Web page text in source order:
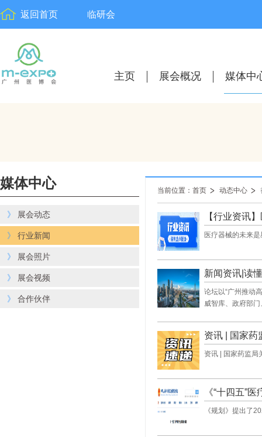
返回首页 临研会
主页 展会概况 媒体中
媒体中心
》 展会动态
》 行业新闻
》 展会照片
》 展会视频
》 合作伙伴
当前位置：首页 动态中心
【行业资讯
医疗器械的未来
新闻资讯|读
论坛以“广州推动
威智库、政府部
资讯 | 国家药
资讯 | 国家药监局
《“十四五”
《规划》提出了